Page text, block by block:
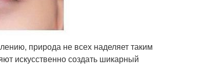
природа не всех наделяет таким
искусственно создать шикарный